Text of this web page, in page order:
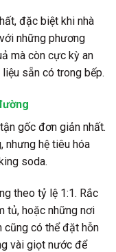
đặc biệt khi nhà
những phương
mà còn cực kỳ an
sẵn có trong bếp.
gốc đơn giản nhất.
nhưng hệ tiêu hóa
soda.
theo tỷ lệ 1:1. Rắc
tủ, hoặc những nơi
cũng có thể đặt hỗn
vài giọt nước để